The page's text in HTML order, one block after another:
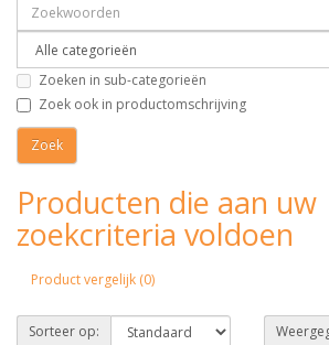
Zoeken in sub-categorieën
Zoek ook in productomschrijving
Producten die aan uw
zoekcriteria voldoen
Product vergelijk (0)
Sorteer op: